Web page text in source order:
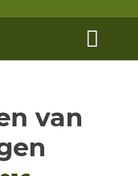
van